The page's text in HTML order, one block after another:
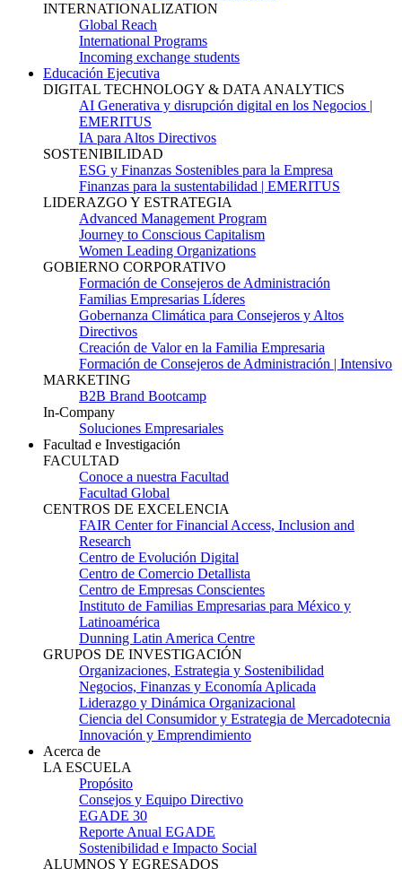
INTERNATIONALIZATION
Global Reach
International Programs
Incoming exchange students
Educación Ejecutiva
DIGITAL TECHNOLOGY & DATA ANALYTICS
AI Generativa y disrupción digital en los Negocios |
EMERITUS
IA para Altos Directivos
SOSTENIBILIDAD
ESG y Finanzas Sostenibles para la Empresa
Finanzas para la sustentabilidad | EMERITUS
LIDERAZGO Y ESTRATEGIA
Advanced Management Program
Journey to Conscious Capitalism
Women Leading Organizations
GOBIERNO CORPORATIVO
Formación de Consejeros de Administración
Familias Empresarias Líderes
Gobernanza Climática para Consejeros y Altos
Directivos
Creación de Valor en la Familia Empresaria
Formación de Consejeros de Administración | Intensivo
MARKETING
B2B Brand Bootcamp
In-Company
Soluciones Empresariales
Facultad e Investigación
FACULTAD
Conoce a nuestra Facultad
Facultad Global
CENTROS DE EXCELENCIA
FAIR Center for Financial Access, Inclusion and
Research
Centro de Evolución Digital
Centro de Comercio Detallista
Centro de Empresas Conscientes
Instituto de Familias Empresarias para México y
Latinoamérica
Dunning Latin America Centre
GRUPOS DE INVESTIGACIÓN
Organizaciones, Estrategia y Sostenibilidad
Negocios, Finanzas y Economía Aplicada
Liderazgo y Dinámica Organizacional
Ciencia del Consumidor y Estrategia de Mercadotecnia
Innovación y Emprendimiento
Acerca de
LA ESCUELA
Propósito
Consejos y Equipo Directivo
EGADE 30
Reporte Anual EGADE
Sostenibilidad e Impacto Social
ALUMNOS Y EGRESADOS